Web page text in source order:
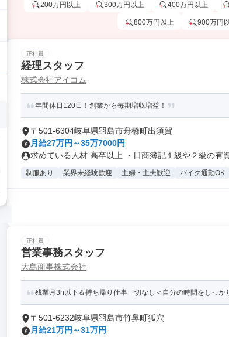
200万円以上 300万円以上 400万円以上
800万円以上 900万円
正社員
経理スタッフ
株式会社アイコム
年間休日120日！創業から毎期増収増益！
〒501-6304岐阜県羽島市舟橋町出須賀
月給27万円～35万7000円
求めている人材 高卒以上 ・日商簿記１級や２級の有
制服あり 業界未経験歓迎 主婦・主夫歓迎 バイク通勤OK
正社員
営業事務スタッフ
大島商事株式会社
残業月3h以下＆持ち帰り仕事一切なし＜自分の時間をしっか
〒501-6232岐阜県羽島市竹鼻町狐穴
月給21万円～31万円